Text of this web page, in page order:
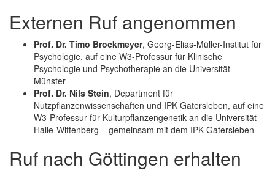
Externen Ruf angenommen
Prof. Dr. Timo Brockmeyer, Georg-Elias-Müller-Institut für
Psychologie, auf eine W3-Professur für Klinische
Psychologie und Psychotherapie an die Universität
Münster
Prof. Dr. Nils Stein, Department für
Nutzpflanzenwissenschaften und IPK Gatersleben, auf eine
W3-Professur für Kulturpflanzengenetik an die Universität
Halle-Wittenberg – gemeinsam mit dem IPK Gatersleben
Ruf nach Göttingen erhalten